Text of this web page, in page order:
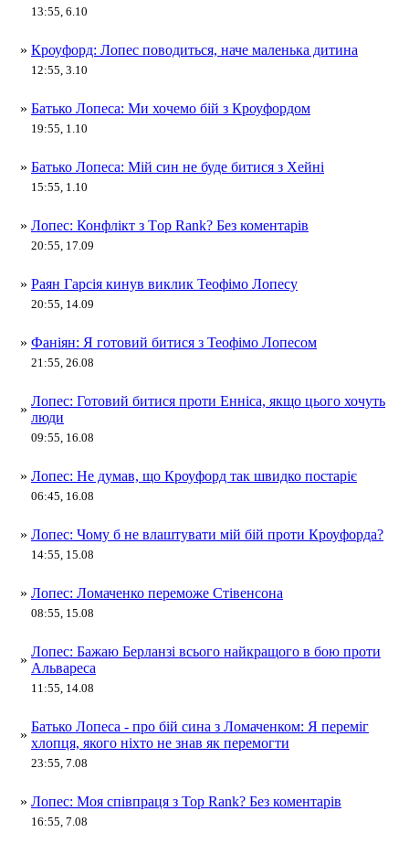
13:55, 6.10
» Кроуфорд: Лопес поводиться, наче маленька дитина
12:55, 3.10
» Батько Лопеса: Ми хочемо бій з Кроуфордом
19:55, 1.10
» Батько Лопеса: Мій син не буде битися з Хейні
15:55, 1.10
» Лопес: Конфлікт з Тop Rank? Без коментарів
20:55, 17.09
» Раян Гарсія кинув виклик Теофімо Лопесу
20:55, 14.09
» Фаніян: Я готовий битися з Теофімо Лопесом
21:55, 26.08
»
Лопес: Готовий битися проти Енніса, якщо цього хочуть
люди
09:55, 16.08
» Лопес: Не думав, що Кроуфорд так швидко постаріє
06:45, 16.08
» Лопес: Чому б не влаштувати мій бій проти Кроуфорда?
14:55, 15.08
» Лопес: Ломаченко переможе Стівенсона
08:55, 15.08
»
Лопес: Бажаю Берланзі всього найкращого в бою проти
Альвареса
11:55, 14.08
»
Батько Лопеса - про бій сина з Ломаченком: Я переміг
хлопця, якого ніхто не знав як перемогти
23:55, 7.08
» Лопес: Моя співпраця з Top Rank? Без коментарів
16:55, 7.08